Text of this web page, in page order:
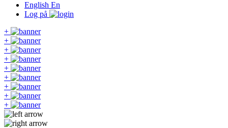
English En
Log på
+
+
+
+
+
+
+
+
+